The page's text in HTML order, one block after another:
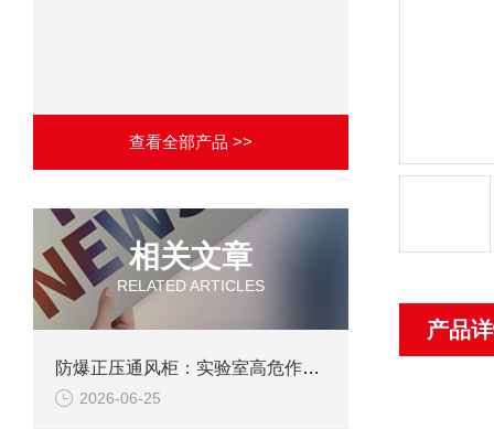
查看全部产品 >>
相关文章
RELATED ARTICLES
防爆正压通风柜：实验室高危作业的安全防护载体
2026-06-25
产品